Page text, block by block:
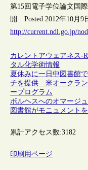
第15回電子学位論文国
開 Posted 2012年10月9
http://current.ndl.go.jp/
カレントアウェアネス-R
タル化学術情報
夏休みに一日中図書館
チを提供 米オークラ
ープログラム
ボルヘスへのオマージ
図書館がモニュメント
累計アクセス数:3182
印刷用ページ